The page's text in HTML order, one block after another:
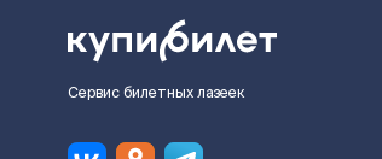
Сервис билетных лазеек